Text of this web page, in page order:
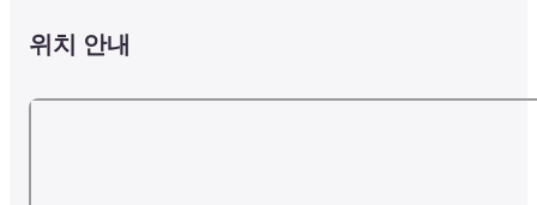
위치 안내